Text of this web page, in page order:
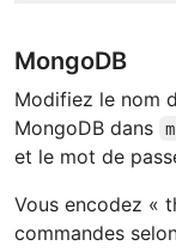
MongoDB
Modifiez le nom
MongoDB dans
et le mot de
Vous encodez «
commandes